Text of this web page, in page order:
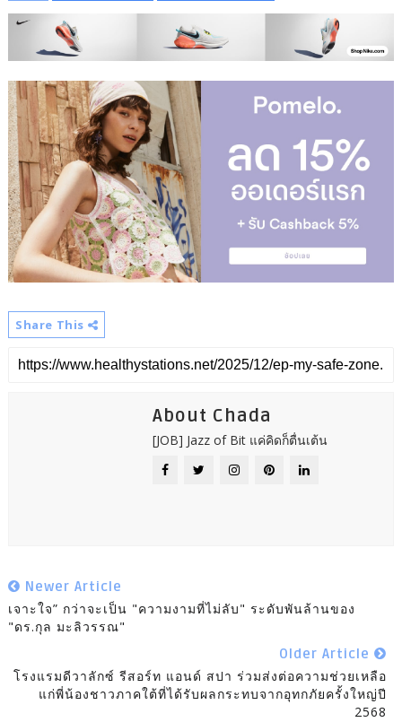
Share This
About Chada
[JOB] Jazz of Bit แค่คิดก็ตื่นเต้น
Newer Article
เจาะใจ” กว่าจะเป็น "ความงามที่ไม่ลับ" ระดับพันล้านของ
"ดร.กุล มะลิวรรณ"
Older Article
โรงแรมดีวาลักซ์ รีสอร์ท แอนด์ สปา ร่วมส่งต่อความช่วยเหลือ
แก่พี่น้องชาวภาคใต้ที่ได้รับผลกระทบจากอุทกภัยครั้งใหญ่ปี
2568